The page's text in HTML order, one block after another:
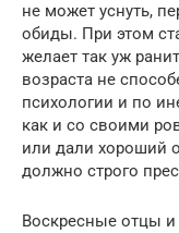
не может уснуть,
обиды. При этом
желает так уж
возраста не
психологии и по
как и со своими
или дали хороший
должно строго
Воскресные отцы